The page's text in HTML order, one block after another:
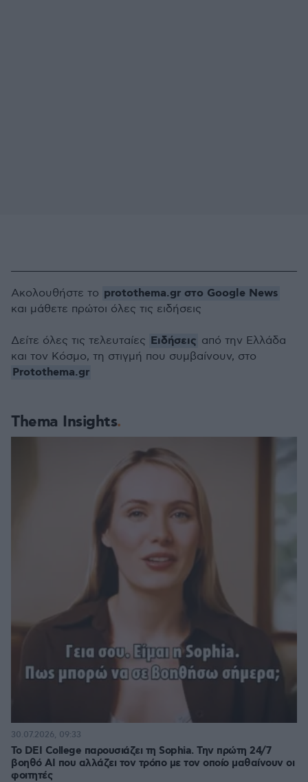
Thema Insights
Το DEI College παρουσιάζει τη Sophia. Την πρώτη 24/7
βοηθό AI που αλλάζει τον τρόπο με τον οποίο μαθαίνουν οι
φοιτητές
30.07.2026, 09:33
Ακολουθήστε το protothema.gr στο Google News
και μάθετε πρώτοι όλες τις ειδήσεις
Δείτε όλες τις τελευταίες Ειδήσεις από την Ελλάδα
και τον Κόσμο, τη στιγμή που συμβαίνουν, στο
Protothema.gr